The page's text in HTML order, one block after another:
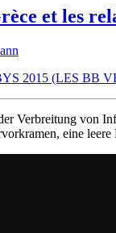
et les
2015 (LES BB
Verbreitung von
eine